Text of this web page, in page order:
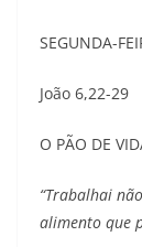
SEGUNDA-
João 6,22-29
O PÃO DE
“Trabalhai
alimento que